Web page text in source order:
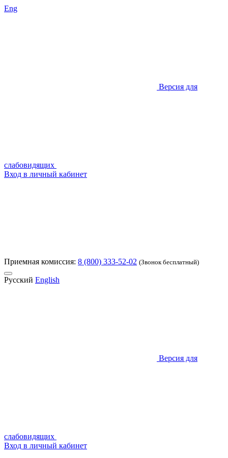
Eng
Версия для
слабовидящих
Вход в личный кабинет
Приемная комиссия: 8 (800) 333-52-02 (Звонок бесплатный)
Русский English
Версия для
слабовидящих
Вход в личный кабинет